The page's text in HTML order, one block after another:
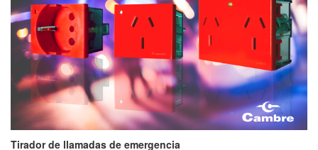
Tirador de llamadas de emergencia